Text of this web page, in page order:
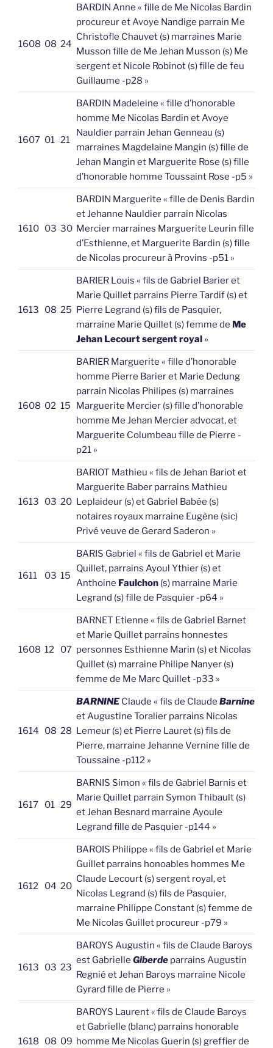
1608 08 24
BARDIN Anne « fille de Me Nicolas Bardin
procureur et Avoye Nandige parrain Me
Christofle Chauvet (s) marraines Marie
Musson fille de Me Jehan Musson (s) Me
sergent et Nicole Robinot (s) fille de feu
Guillaume -p28 »
1607 01 21
BARDIN Madeleine « fille d’honorable
homme Me Nicolas Bardin et Avoye
Nauldier parrain Jehan Genneau (s)
marraines Magdelaine Mangin (s) fille de
Jehan Mangin et Marguerite Rose (s) fille
d’honorable homme Toussaint Rose -p5 »
1610 03 30
BARDIN Marguerite « fille de Denis Bardin
et Jehanne Nauldier parrain Nicolas
Mercier marraines Marguerite Leurin fille
d’Esthienne, et Marguerite Bardin (s) fille
de Nicolas procureur à Provins -p51 »
1613 08 25
BARIER Louis « fils de Gabriel Barier et
Marie Quillet parrains Pierre Tardif (s) et
Pierre Legrand (s) fils de Pasquier,
marraine Marie Quillet (s) femme de Me
Jehan Lecourt sergent royal »
1608 02 15
BARIER Marguerite « fille d’honorable
homme Pierre Barier et Marie Dedung
parrain Nicolas Philipes (s) marraines
Marguerite Mercier (s) fille d’honorable
homme Me Jehan Mercier advocat, et
Marguerite Columbeau fille de Pierre -
p21 »
1613 03 20
BARIOT Mathieu « fils de Jehan Bariot et
Marguerite Baber parrains Mathieu
Leplaideur (s) et Gabriel Babée (s)
notaires royaux marraine Eugène (sic)
Privé veuve de Gerard Saderon »
1611 03 15
BARIS Gabriel « fils de Gabriel et Marie
Quillet, parrains Ayoul Ythier (s) et
Anthoine Faulchon (s) marraine Marie
Legrand (s) fille de Pasquier -p64 »
1608 12 07
BARNET Etienne « fils de Gabriel Barnet
et Marie Quillet parrains honnestes
personnes Esthienne Marin (s) et Nicolas
Quillet (s) marraine Philipe Nanyer (s)
femme de Me Marc Quillet -p33 »
1614 08 28
BARNINEClaude « fils de Claude Barnine
et Augustine Toralier parrains Nicolas
Lemeur (s) et Pierre Lauret (s) fils de
Pierre, marraine Jehanne Vernine fille de
Toussaine -p112 »
1617 01 29
BARNIS Simon « fils de Gabriel Barnis et
Marie Quillet parrain Symon Thibault (s)
et Jehan Besnard marraine Ayoule
Legrand fille de Pasquier -p144 »
1612 04 20
BAROIS Philippe « fils de Gabriel et Marie
Guillet parrains honoables hommes Me
Claude Lecourt (s) sergent royal, et
Nicolas Legrand (s) fils de Pasquier,
marraine Philippe Constant (s) femme de
Me Nicolas Guillet procureur -p79 »
1613 03 23
BAROYS Augustin « fils de Claude Baroys
est Gabrielle Giberde parrains Augustin
Regnié et Jehan Baroys marraine Nicole
Gyrard fille de Pierre »
1618 08 09
BAROYS Laurent « fils de Claude Baroys
et Gabrielle (blanc) parrains honorable
homme Me Nicolas Guerin (s) greffier de